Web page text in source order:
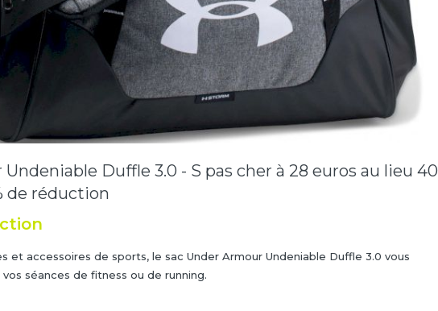
Duffle 3.0 - S pas cher à 28 euros au lieu 40
de réduction
et accessoires de sports, le sac Under Armour Undeniable Duffle 3.0 vous
séances de fitness ou de running.